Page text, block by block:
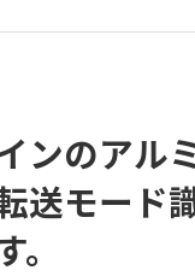
ンのアル
送モード